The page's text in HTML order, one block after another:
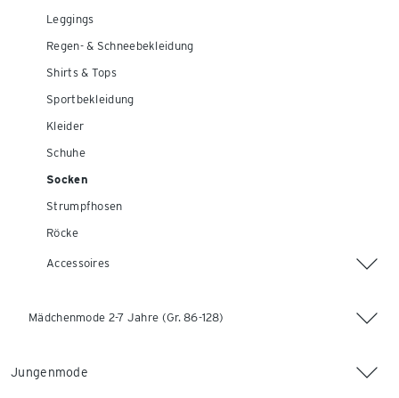
Leggings
Regen- & Schneebekleidung
Shirts & Tops
Sportbekleidung
Kleider
Schuhe
Socken
Strumpfhosen
Röcke
Accessoires
Mädchenmode 2-7 Jahre (Gr. 86-128)
Jungenmode